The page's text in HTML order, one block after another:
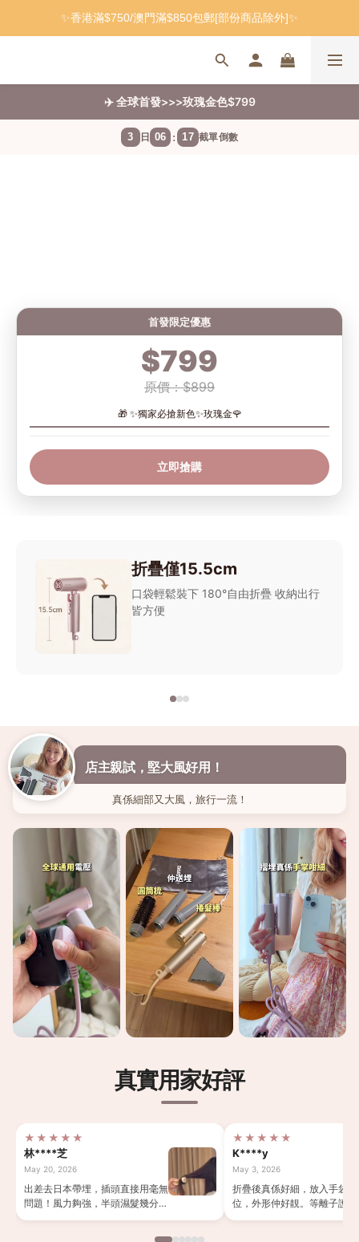
✨香港滿$750/澳門滿$850包郵[部份商品除外]✨
✈️ 全球首發>>>玫瑰金色$799
3 日 06 : 17 截單倒數
首發限定優惠
$799
原價：$899
🎁 ✨獨家必搶新色✨玫瑰金🌹
立即搶購
折疊僅15.5cm
口袋輕鬆裝下 180°自由折疊 收納出行
皆方便
店主親試，堅大風好用！
真係細部又大風，旅行一流！
真實用家好評
★★★★★
林****芝
May 20, 2026
出差去日本帶埋，插頭直接用毫無
問題！風力夠強，半頭濕髮幾分鐘
★★★★★
K****y
May 3, 2026
折疊後真係好細，放入手袋
位，外形仲好靚。等離子護